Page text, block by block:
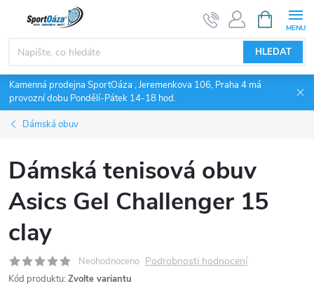
obsah
HLEDAT
NÁKUPNÍ
KOŠÍK
Kamenná prodejna SportOáza , Jeremenkova 106, Praha 4 má
provozní dobu Pondělí-Pátek 14-18 hod.
Dámská obuv
Dámská tenisová obuv
Asics Gel Challenger 15
clay
Neohodnoceno Podrobnosti hodnocení
Kód produktu: Zvolte variantu